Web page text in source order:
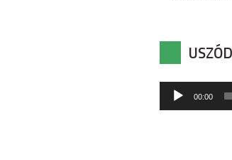
Audió
lejátszó
00:00